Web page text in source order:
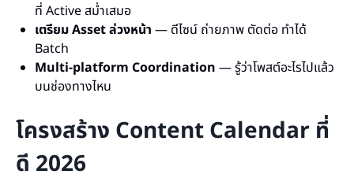
ที่ Active สม่ำเสมอ
เตรียม Asset ล่วงหน้า — ดีไซน์ ถ่ายภาพ ตัดต่อ ทำได้
Batch
Multi-platform Coordination — รู้ว่าโพสต์อะไรไปแล้ว
บนช่องทางไหน
โครงสร้าง Content Calendar ที่
ดี 2026